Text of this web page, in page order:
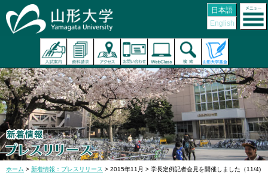
日本語
English
ホーム > 新着情報：プレスリリース > 2015年11月 > 学長定例記者会見を開催しました（11/4)